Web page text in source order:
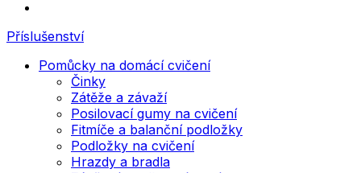
Příslušenství
Pomůcky na domácí cvičení
Činky
Zátěže a závaží
Posilovací gumy na cvičení
Fitmíče a balanční podložky
Podložky na cvičení
Hrazdy a bradla